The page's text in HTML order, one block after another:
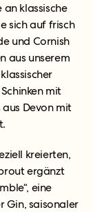
klassische
sich auf frisch
und Cornish
aus unserem
mit
Devon mit
kreierten,
ergänzt
eine
Gin, saisonaler